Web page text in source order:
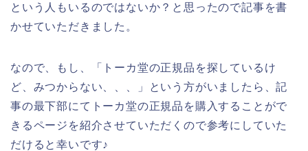
という人もいるのではないか？と思ったので記事を書
かせていただきました。
なので、もし、「トーカ堂の正規品を探しているけ
ど、みつからない、、、」という方がいましたら、記
事の最下部にてトーカ堂の正規品を購入することがで
きるページを紹介させていただくので参考にしていた
だけると幸いです♪